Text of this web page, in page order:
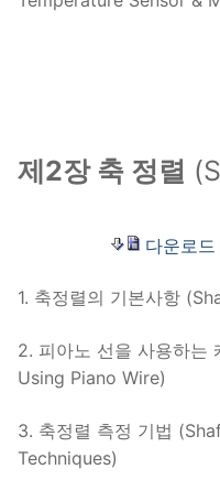
제2장 축 정렬
다운로
1. 축정렬의 기본사항
2. 피아노 선을 사용하는
Using Piano Wire)
3. 축정렬 측정 기법
Techniques)